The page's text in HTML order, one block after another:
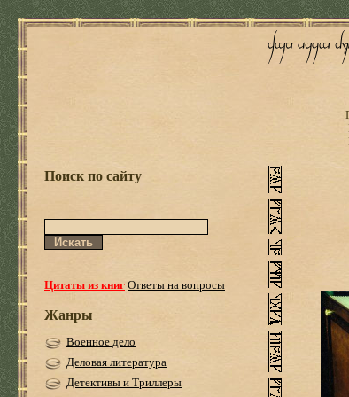
Поиск по сайту
Цитаты из книгОтветы на вопросы
Жанры
Военное дело
Деловая литература
Детективы и Триллеры